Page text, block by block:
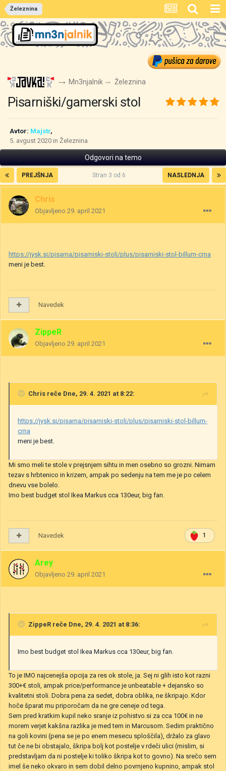
Železnina
Mn3njalnik Železnina
Pisarniški/gamerski stol
Avtor: Majstr,
5. avgust 2020 in Železnina
Odgovori na temo
PREJŠNJA NASLEDNJA
Stran 3 od 6
Chris
Objavljeno 29. april 2021
https://jysk.si/pisarna/pisarniski-stoli/plus/pisarniski-stol-billum-crna
meni je best.
Navedek
ZippeR
Objavljeno 29. april 2021
Chris reče Dne, 29. 4. 2021 at 8:22:
https://jysk.si/pisarna/pisarniski-stoli/plus/pisarniski-stol-billum-
crna
meni je best.
Mi smo meli te stole v prejsnjem sihtu in men osebno so grozni. Nimam
tezav s hrbtenico in krizem, ampak po sedenju na tem me je po celem
dnevu vse bolelo.
Imo best budget stol Ikea Markus cca 130eur, big fan.
1
Navedek
Arey
Objavljeno 29. april 2021
ZippeR reče Dne, 29. 4. 2021 at 8:36:
Imo best budget stol Ikea Markus cca 130eur, big fan.
To je IMO najcenejša opcija za res ok stole, ja. Sej ni glih isto kot razni
300+€ stoli, ampak price/performance je unbeatable + dejansko so
kvalitetni stoli. Dobra pena za sedet, dobra oblika, ne škripajo. Kdor
hoče šparat mu priporočam da ne gre ceneje od tega.
Sem pred kratkim kupil neko sranje iz pohistvo.si za cca 100€ in ne
morem verjet kakšna razlika je med tem in Marcusom. Sedim praktično
na goli kovini (pena se je po enem mesecu sploščila), držalo za glavo
tut če ne bi obstajalo, škripa bolj kot postelje v rdeči ulici (mislim, si
predstavljam da ni postelje ki toliko škripa kot to govno). Na srečo sem
imel še neko okvaro in sem dobil delno povrnjeno kupnino, ampak stol